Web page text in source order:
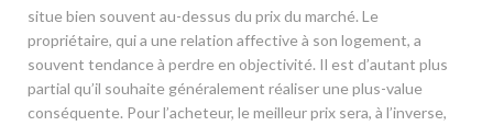
situe bien souvent au-dessus du prix du marché. Le
propriétaire, qui a une relation affective à son logement, a
souvent tendance à perdre en objectivité. Il est d’autant plus
partial qu’il souhaite généralement réaliser une plus-value
conséquente. Pour l’acheteur, le meilleur prix sera, à l’inverse,